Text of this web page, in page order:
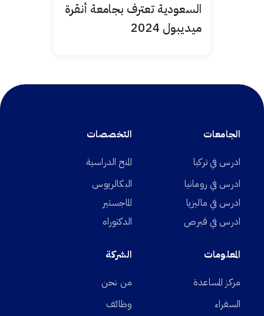
السعودية تعترف بجامعة أنقرة
ميديبول 2024
الجامعات
ادرس في تركيا
ادرس في رومانيا
ادرس في ماليزيا
ادرس في قبرص
التخصصات
المنح الدراسية
البكالريوس
الماجستير
الدكتوراه
المعلومات
مركز المساعدة
السفراء
الشركة
من نحن
وظائف